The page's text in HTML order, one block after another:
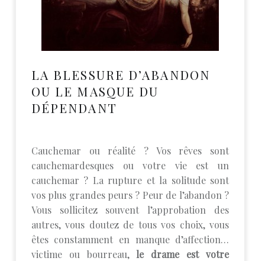
LA BLESSURE D’ABANDON
OU LE MASQUE DU
DÉPENDANT
Cauchemar ou réalité ? Vos rêves sont
cauchemardesques ou votre vie est un
cauchemar ? La rupture et la solitude sont
vos plus grandes peurs ? Peur de l’abandon ?
Vous sollicitez souvent l’approbation des
autres, vous doutez de tous vos choix, vous
êtes constamment en manque d’affection…
victime ou bourreau, le drame est votre